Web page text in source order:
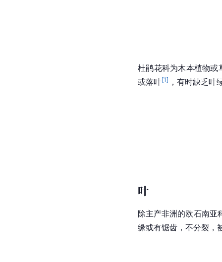
杜鹃花科为木本植物或
或落叶[1] ，有时缺乏叶
叶
除主产非洲的欧石南亚
缘或有锯齿，不分裂，